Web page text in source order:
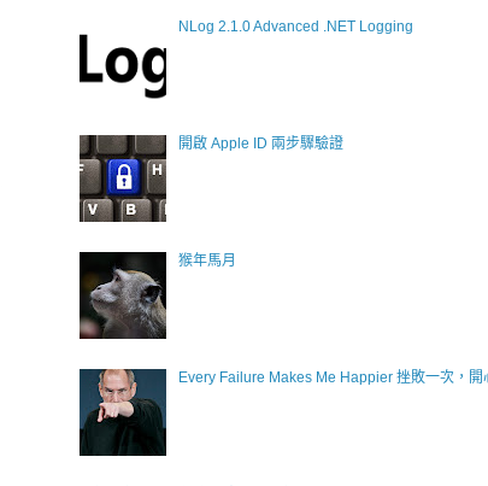
NLog 2.1.0 Advanced .NET Logging
開啟 Apple ID 兩步驟驗證
猴年馬月
Every Failure Makes Me Happier 挫敗一次，開